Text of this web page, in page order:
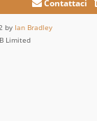
Contattaci
by Ian Bradley
Limited